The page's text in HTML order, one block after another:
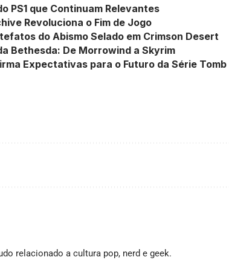
PS1 que Continuam Relevantes
Revoluciona o Fim de Jogo
do Abismo Selado em Crimson Desert
Bethesda: De Morrowind a Skyrim
Expectativas para o Futuro da Série Tomb
relacionado a cultura pop, nerd e geek.